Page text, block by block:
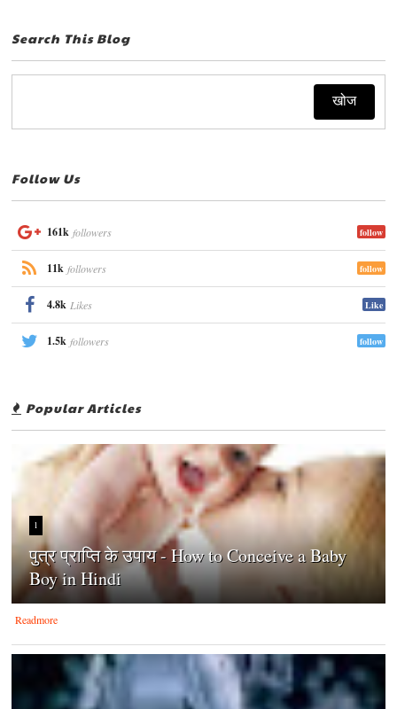
Search This Blog
Follow Us
161k followers follow
11k followers follow
4.8k Likes Like
1.5k followers follow
Popular Articles
1
पुत्र प्राप्ति के उपाय - How to Conceive a Baby
Boy in Hindi
Readmore